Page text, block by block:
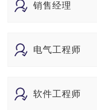
销售经理
电气工程师
软件工程师